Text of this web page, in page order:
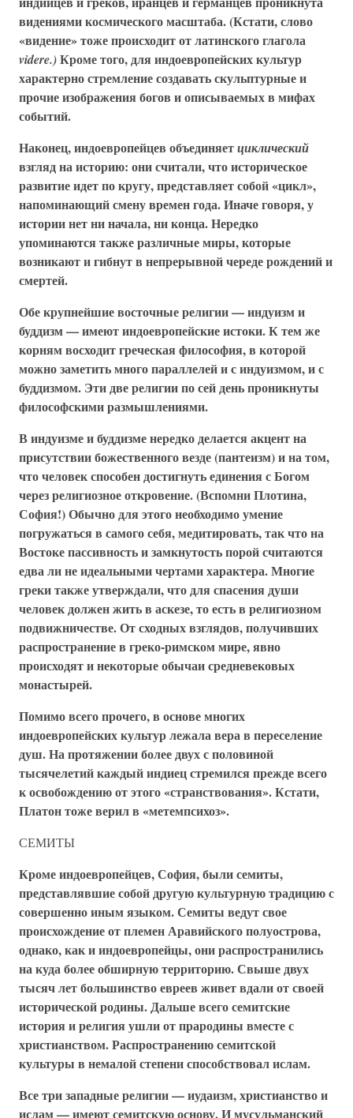
видениями космического масштаба. (Кстати, слово
«видение» тоже происходит от латинского глагола
videre.)Кроме того, для индоевропейских культур
характерно стремление создавать скульптурные и
прочие изображения богов и описываемых в мифах
событий.
Наконец, индоевропейцев объединяетциклический
взгляд на историю: они считали, что историческое
развитие идет по кругу, представляет собой «цикл»,
напоминающий смену времен года. Иначе говоря, у
истории нет ни начала, ни конца. Нередко
упоминаются также различные миры, которые
возникают и гибнут в непрерывной череде рождений и
смертей.
Обе крупнейшие восточные религии — индуизм и
буддизм — имеют индоевропейские истоки. К тем же
корням восходит греческая философия, в которой
можно заметить много параллелей и с индуизмом, и с
буддизмом. Эти две религии по сей день проникнуты
философскими размышлениями.
В индуизме и буддизме нередко делается акцент на
присутствии божественного везде (пантеизм) и на том,
что человек способен достигнуть единения с Богом
через религиозное откровение. (Вспомни Плотина,
София!) Обычно для этого необходимо умение
погружаться в самого себя, медитировать, так что на
Востоке пассивность и замкнутость порой считаются
едва ли не идеальными чертами характера. Многие
греки также утверждали, что для спасения души
человек должен жить в аскезе, то есть в религиозном
подвижничестве. От сходных взглядов, получивших
распространение в греко-римском мире, явно
происходят и некоторые обычаи средневековых
монастырей.
Помимо всего прочего, в основе многих
индоевропейских культур лежала вера в переселение
душ. На протяжении более двух с половиной
тысячелетий каждый индиец стремился прежде всего
к освобождению от этого «странствования». Кстати,
Платон тоже верил в «метемпсихоз».
СЕМИТЫ
Кроме индоевропейцев, София, были семиты,
представлявшие собой другую культурную традицию с
совершенно иным языком. Семиты ведут свое
происхождение от племен Аравийского полуострова,
однако, как и индоевропейцы, они распространились
на куда более обширную территорию. Свыше двух
тысяч лет большинство евреев живет вдали от своей
исторической родины. Дальше всего семитские
история и религия ушли от прародины вместе с
христианством. Распространению семитской
культуры в немалой степени способствовал ислам.
Все три западные религии — иудаизм, христианство и
ислам — имеют семитскую основу. И мусульманский